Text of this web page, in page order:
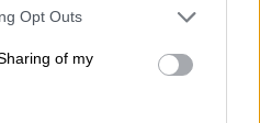
uses one or more Google
behaviour. You may click to
and its third-party tags to
purposes in below Google
Opt Outs
of myωστόσο, μόνο
αλλά συνδέεται